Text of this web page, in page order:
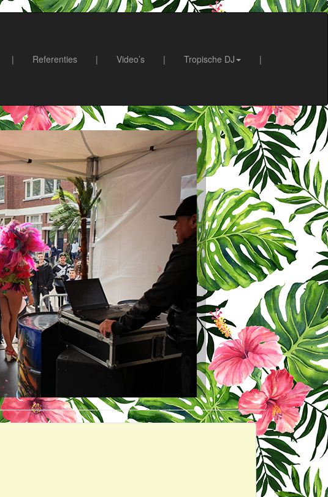
| Referenties | Video’s | Tropische DJ |